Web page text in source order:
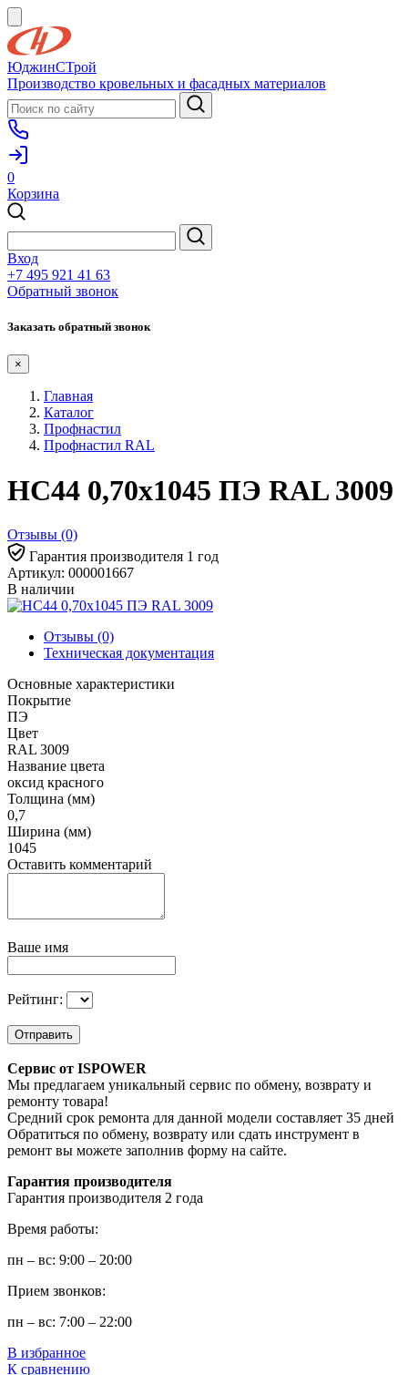
ЮджинСТрой
Производство кровельных и фасадных материалов
0
Корзина
Вход
+7 495 921 41 63
Обратный звонок
Заказать обратный звонок
×
Главная
Каталог
Профнастил
Профнастил RAL
НС44 0,70x1045 ПЭ RAL 3009
Отзывы (0)
Гарантия производителя 1 год
Артикул: 000001667
В наличии
Отзывы (0)
Техническая документация
Основные характеристики
Покрытие
ПЭ
Цвет
RAL 3009
Название цвета
оксид красного
Толщина (мм)
0,7
Ширина (мм)
1045
Оставить комментарий
Ваше имя
Рейтинг:
Отправить
Сервис от ISPOWER
Мы предлагаем уникальный сервис по обмену, возврату и
ремонту товара!
Средний срок ремонта для данной модели составляет 35 дней
Обратиться по обмену, возврату или сдать инструмент в
ремонт вы можете заполнив форму на сайте.
Гарантия производителя
Гарантия производителя 2 года
Время работы:
пн – вс: 9:00 – 20:00
Прием звонков:
пн – вс: 7:00 – 22:00
В избранное
К сравнению